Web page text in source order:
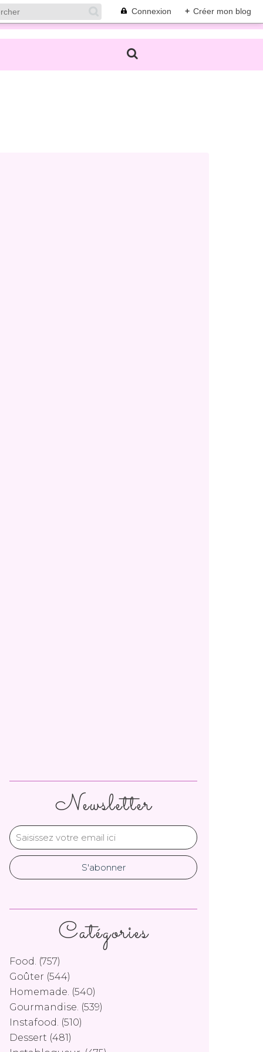
Connexion + Créer mon blog
Newsletter
Catégories
Food. (757)
Goûter (544)
Homemade. (540)
Gourmandise. (539)
Instafood. (510)
Dessert (481)